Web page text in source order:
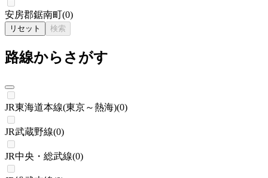
安房郡鋸南町(0)
リセット 検索
路線からさがす
JR東海道本線(東京～熱海)(0)
JR武蔵野線(0)
JR中央・総武線(0)